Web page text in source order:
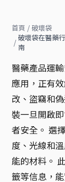
首頁 / 破壞袋
/ 破壞袋在醫藥
南
醫藥產品運
應用，正有
改、盜竊和
裝一旦開啟
者安全。 選
度、光線和
能的材料。
籤等信息，